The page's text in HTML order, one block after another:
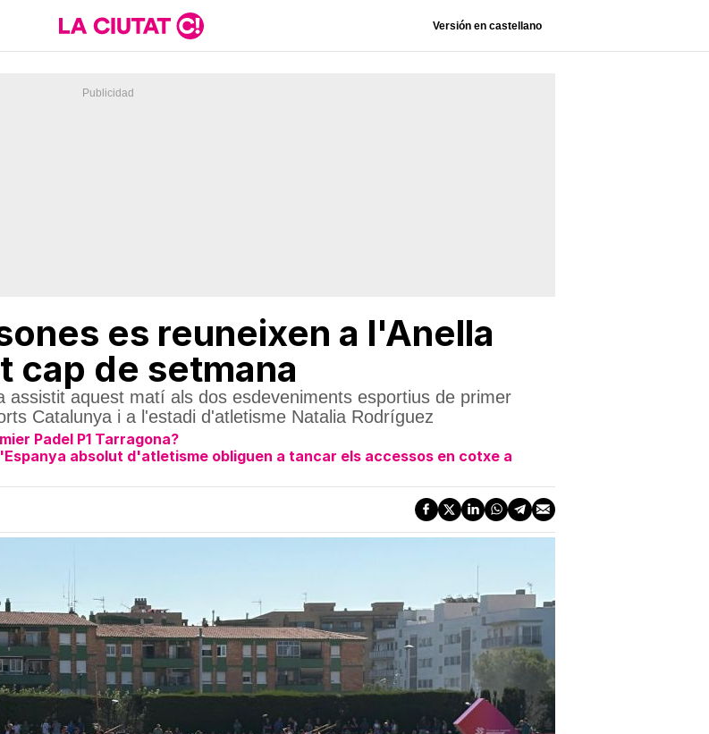
Versión en castellano
es reuneixen a l'Anella
cap de setmana
assistit aquest matí als dos esdeveniments esportius de primer
Catalunya i a l'estadi d'atletisme Natalia Rodríguez
Padel P1 Tarragona?
absolut d'atletisme obliguen a tancar els accessos en cotxe a